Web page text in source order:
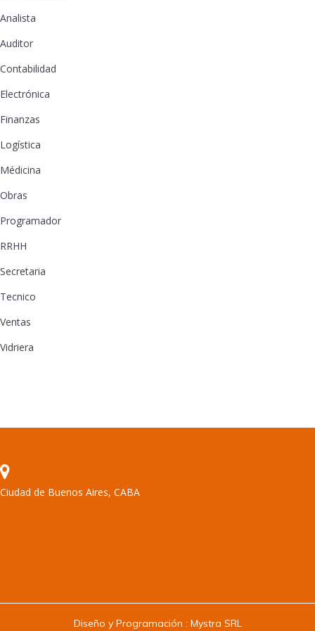
Analista
Auditor
Contabilidad
Electrónica
Finanzas
Logística
Médicina
Obras
Programador
RRHH
Secretaria
Tecnico
Ventas
Vidriera
Ciudad de Buenos Aires, CABA
Diseño y Programación : Mystra SRL